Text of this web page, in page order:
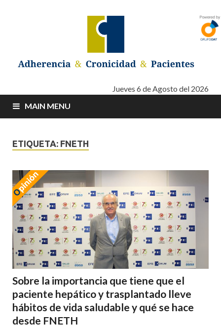
Adherencia –
Cronicidad –
Pacientes
Adherencia – Cronicidad – PacientesJueves 6 de Agosto del 2026
MAIN MENU
ETIQUETA: FNETH
Sobre la importancia que tiene que el
paciente hepático y trasplantado lleve
hábitos de vida saludable y qué se hace
desde FNETH